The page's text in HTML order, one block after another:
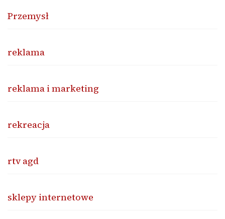
Przemysł
reklama
reklama i marketing
rekreacja
rtv agd
sklepy internetowe